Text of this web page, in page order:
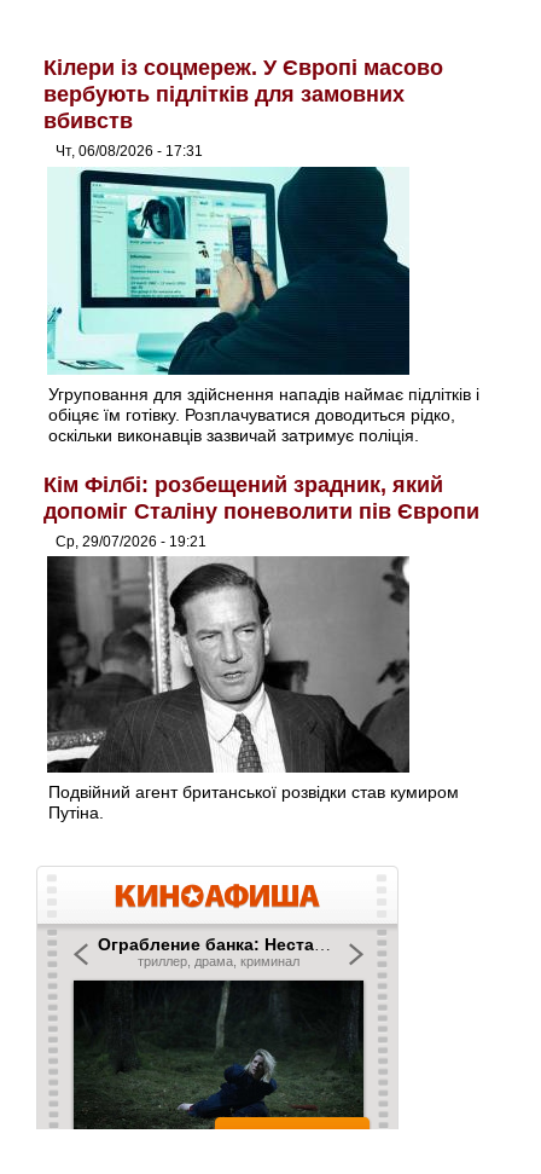
Кілери із соцмереж. У Європі масово
вербують підлітків для замовних
вбивств
Чт, 06/08/2026 - 17:31
Угруповання для здійснення нападів наймає підлітків і
обіцяє їм готівку. Розплачуватися доводиться рідко,
оскільки виконавців зазвичай затримує поліція.
Кім Філбі: розбещений зрадник, який
допоміг Сталіну поневолити пів Європи
Ср, 29/07/2026 - 19:21
Подвійний агент британської розвідки став кумиром
Путіна.